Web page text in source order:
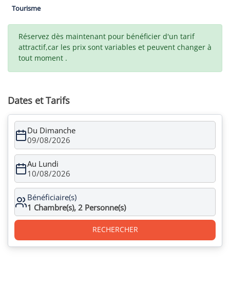
Tourisme
Réservez dès maintenant pour bénéficier d'un tarif
attractif,car les prix sont variables et peuvent changer à
tout moment .
Dates et Tarifs
Du Dimanche
09/08/2026
Au Lundi
10/08/2026
Bénéficiaire(s)
1 Chambre(s), 2 Personne(s)
RECHERCHER